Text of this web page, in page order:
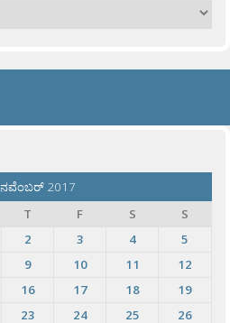
ನವೆಂಬರ್ 2017
T F S
S
2 3 4
5
9 10 11
12
16 17 18
19
23 24 25
26